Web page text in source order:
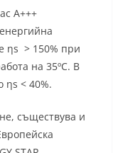
A+++
ηs > 150% при
на 35ºC. В
ηs < 40%.
съществува и